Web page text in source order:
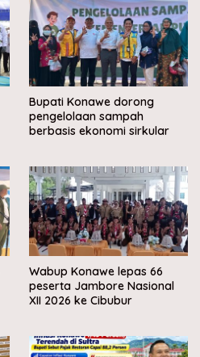
Bupati Konawe dorong
pengelolaan sampah
berbasis ekonomi sirkular
Wabup Konawe lepas 66
peserta Jambore Nasional
XII 2026 ke Cibubur